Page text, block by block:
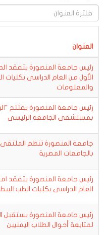
العنوان
رئيس جامعة المنصورة يتفقد
الأول من العام الدراسى بكليات
والمعلومات
رئيس جامعة المنصورة يفتتح
بمستشفى الجامعة الرئيسى
جامعة المنصورة تنظم الملتقى
بالجامعات المصرية
رئيس جامعة المنصورة يتفقد
العام الدراسى بكليات الطب
رئيس جامعة المنصورة يستقبل
لمتابعة أحوال الطلاب اليمنيين